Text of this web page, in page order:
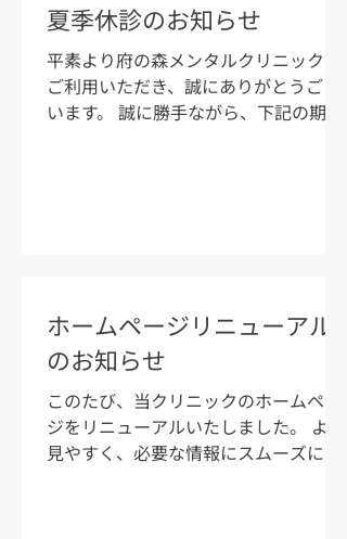
夏季休診のお知らせ
平素より府の森メンタルクリニックを
ご利用いただき、誠にありがとうござ
います。 誠に勝手ながら、下記の期間
通常診療 8月11日（火） 祝日 8月
12日（水） 夏季休診 8月13日（木）
定休日 8月14日（金） 夏季休診 8月15
日（土） 夏季休診 8月16日（日） 定休
日 8月17日 (月) 通常診療 患者様にはご
不便、ご迷惑をおかけいたしますが、
ホームページリニューアル
のお知らせ
このたび、当クリニックのホームペー
ジをリニューアルいたしました。 より
見やすく、必要な情報にスムーズにア